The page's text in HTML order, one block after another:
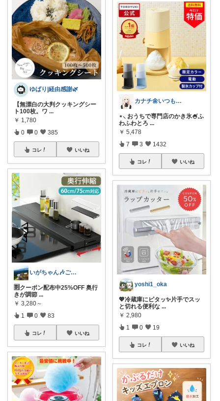
ゆばり|経由感謝🌿
【無漂白の大判クッキングシー
ト100枚。ワ ...
￥ 1,780
0 0 385
コレ いいね
いがちゃん🎶ご購入感謝です🎶
🈹クーポン配布中25%OFF 奥行
きが調節 ...
￥ 3,280～
1 0 83
コレ いいね
カナチ🌼いつもご覧くださり感謝ꕤ
⋆⸜ おうちで専門店のかき氷🍧ふ
わふわとろ ...
￥ 5,478
7 3 1432
コレ いいね
yoshi1_oka
💖冷蔵庫にピタッ✨片手でスッ
と切れる便利な ...
￥ 2,980
1 0 19
コレ いいね